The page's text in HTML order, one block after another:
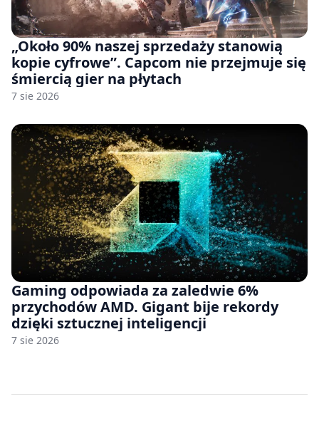
„Około 90% naszej sprzedaży stanowią
kopie cyfrowe”. Capcom nie przejmuje się
śmiercią gier na płytach
7 sie 2026
Gaming odpowiada za zaledwie 6%
przychodów AMD. Gigant bije rekordy
dzięki sztucznej inteligencji
7 sie 2026